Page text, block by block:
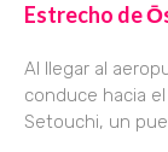
Estrecho de
Al llegar al
conduce hacia
Setouchi, un